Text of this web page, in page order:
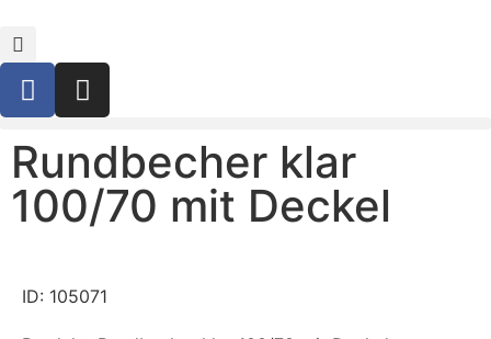
Rundbecher klar
100/70 mit Deckel
ID: 105071